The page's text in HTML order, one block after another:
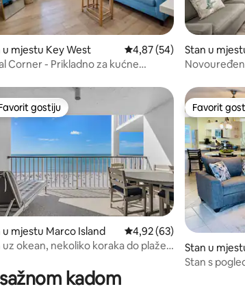
od 5, recenzija: 126
u mjestu Key West Prosječna ocjena: 4,87 od
4,87 (54)
Corner - Prikladno za kućne
Stan u
od 5, recenzija: 36
favorit gostiju
gostiju
u mjestu Marco Island Prosječna ocjena: 4,92
4,92 (63)
uz okean, nekoliko koraka do plaže i
Favorit
Favorit
Stan u
Stan s
kadom